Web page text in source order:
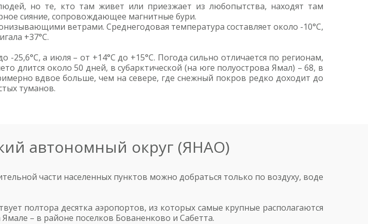
но те, кто там живет или приезжает из любопытства, находят там
сияние, сопровождающее магнитные бури.
ветрами. Среднегодовая температура составляет около -10°С,
+37°С.
25,6°С, а июля – от +14°С до +15°С. Погода сильно отличается по регионам,
длится около 50 дней, в субарктической (на юге полуострова Ямал) – 68, в
вдвое больше, чем на севере, где снежный покров редко доходит до
туманов.
автономный округ (ЯНАО)
части населенных пунктов можно добраться только по воздуху, воде
полтора десятка аэропортов, из которых самые крупные располагаются
– в районе поселков Бованенково и Сабетта.